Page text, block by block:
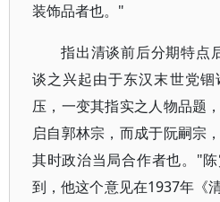
装饰品者也。"
指出清谈前后分期特点
谈之兴起由于东汉末世党
压，一变其指实之人物品题
启自郭林宗，而成于阮嗣宗
其时政治当局合作者也。"
到，他这个意见在1937年《